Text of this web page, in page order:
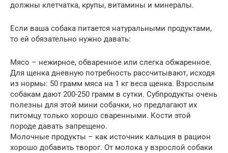
должны клетчатка, крупы, витамины и минералы.
Если ваша собака питается натуральными продуктами,
то ей обязательно нужно давать:
Мясо – нежирное, обваренное или слегка обжаренное.
Для щенка дневную потребность рассчитывают, исходя
из нормы: 50 грамм мяса на 1 кг веса щенка. Взрослым
собакам дают 200-250 грамм в сутки. Субпродукты очень
полезны для этой мини собачки, но предлагают их
питомцу только хорошо сваренными. Кости этой
породе давать запрещено.
Молочные продукты – как источник кальция в рацион
хорошо добавить творог. От молока у взрослой собаки